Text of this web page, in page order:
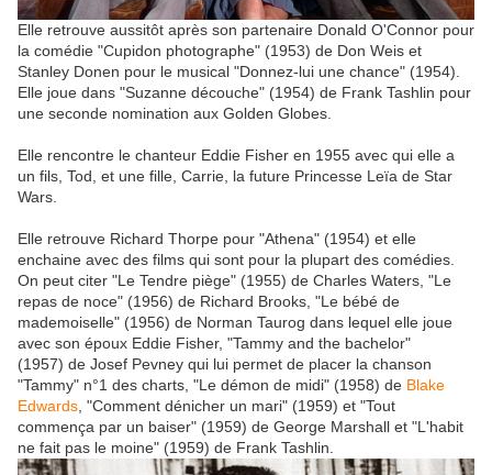
Elle retrouve aussitôt après son partenaire Donald O'Connor pour
la comédie "Cupidon photographe" (1953) de Don Weis et
Stanley Donen pour le musical "Donnez-lui une chance" (1954).
Elle joue dans "Suzanne découche" (1954) de Frank Tashlin pour
une seconde nomination aux Golden Globes.
Elle rencontre le chanteur Eddie Fisher en 1955 avec qui elle a
un fils, Tod, et une fille, Carrie, la future Princesse Leïa de Star
Wars.
Elle retrouve Richard Thorpe pour "Athena" (1954) et elle
enchaine avec des films qui sont pour la plupart des comédies.
On peut citer "Le Tendre piège" (1955) de Charles Waters, "Le
repas de noce" (1956) de Richard Brooks, "Le bébé de
mademoiselle" (1956) de Norman Taurog dans lequel elle joue
avec son époux Eddie Fisher, "Tammy and the bachelor"
(1957) de Josef Pevney qui lui permet de placer la chanson
"Tammy" n°1 des charts, "Le démon de midi" (1958) de Blake
Edwards , "Comment dénicher un mari" (1959) et "Tout
commença par un baiser" (1959) de George Marshall et "L'habit
ne fait pas le moine" (1959) de Frank Tashlin.